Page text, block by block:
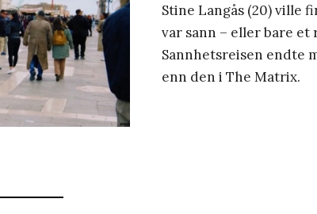
Stine Langås (20) ville
var sann – eller bare et
Sannhetsreisen endte
enn den i The Matrix.